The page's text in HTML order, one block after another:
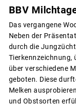
BBV
Das vergangene
Neben der
durch die
Tierkennzeichnung,
über verschiedene
geboten. Diese
Melken
und Obstsorten